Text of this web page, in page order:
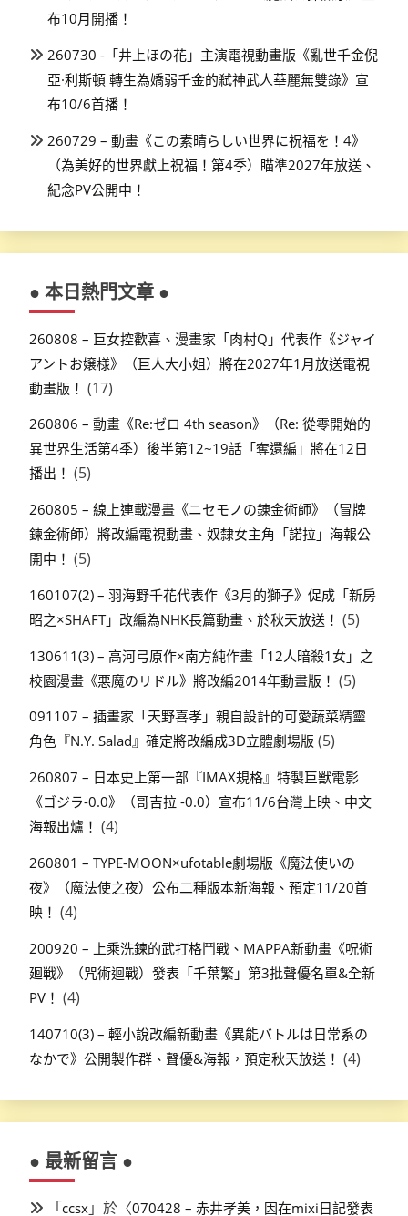
布10月開播！
260730 -「井上ほの花」主演電視動畫版《亂世千金倪
亞·利斯頓 轉生為嬌弱千金的弒神武人華麗無雙錄》宣
布10/6首播！
260729 – 動畫《この素晴らしい世界に祝福を！4》
（為美好的世界獻上祝福！第4季）瞄準2027年放送、
紀念PV公開中！
● 本日熱門文章 ●
260808 – 巨女控歡喜、漫畫家「肉村Q」代表作《ジャイ
アントお嬢様》（巨人大小姐）將在2027年1月放送電視
動畫版！ (17)
260806 – 動畫《Re:ゼロ 4th season》（Re: 從零開始的
異世界生活第4季）後半第12~19話「奪還編」將在12日
播出！ (5)
260805 – 線上連載漫畫《ニセモノの錬金術師》（冒牌
鍊金術師）將改編電視動畫、奴隸女主角「諾拉」海報公
開中！ (5)
160107(2) – 羽海野千花代表作《3月的獅子》促成「新房
昭之×SHAFT」改編為NHK長篇動畫、於秋天放送！ (5)
130611(3) – 高河弓原作×南方純作畫「12人暗殺1女」之
校園漫畫《悪魔のリドル》將改編2014年動畫版！ (5)
091107 – 插畫家「天野喜孝」親自設計的可愛蔬菜精靈
角色『N.Y. Salad』確定將改編成3D立體劇場版 (5)
260807 – 日本史上第一部『IMAX規格』特製巨獸電影
《ゴジラ-0.0》（哥吉拉 -0.0）宣布11/6台灣上映、中文
海報出爐！ (4)
260801 – TYPE-MOON×ufotable劇場版《魔法使いの
夜》（魔法使之夜）公布二種版本新海報、預定11/20首
映！ (4)
200920 – 上乘洗鍊的武打格鬥戰、MAPPA新動畫《呪術
廻戦》（咒術迴戰）發表「千葉繁」第3批聲優名單&全新
PV！ (4)
140710(3) – 輕小說改編新動畫《異能バトルは日常系の
なかで》公開製作群、聲優&海報，預定秋天放送！ (4)
● 最新留言 ●
「ccsx 」於〈070428 – 赤井孝美，因在mixi日記發表